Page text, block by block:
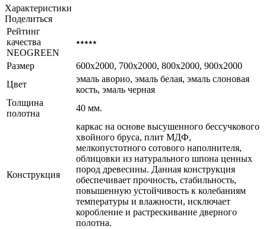
Характеристики
Поделиться
Рейтинг
качества
NEOGREEN
⭑⭑⭑⭑⭑
Размер
600x2000, 700x2000, 800x2000, 900x2000
Цвет
эмаль аворио, эмаль белая, эмаль слоновая
кость, эмаль черная
Толщина
полотна
40 мм.
Конструкция
каркас на основе высушенного бессучкового
хвойного бруса, плит МДФ,
мелкопустотного сотового наполнителя,
облицовки из натурального шпона ценных
пород древесины. Данная конструкция
обеспечивает прочность, стабильность,
повышенную устойчивость к колебаниям
температуры и влажности, исключает
коробление и растрескивание дверного
полотна.